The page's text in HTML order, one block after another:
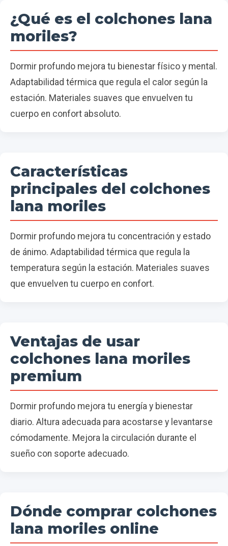
¿Qué es el colchones lana
moriles?
Dormir profundo mejora tu bienestar físico y mental.
Adaptabilidad térmica que regula el calor según la
estación. Materiales suaves que envuelven tu
cuerpo en confort absoluto.
Características
principales del colchones
lana moriles
Dormir profundo mejora tu concentración y estado
de ánimo. Adaptabilidad térmica que regula la
temperatura según la estación. Materiales suaves
que envuelven tu cuerpo en confort.
Ventajas de usar
colchones lana moriles
premium
Dormir profundo mejora tu energía y bienestar
diario. Altura adecuada para acostarse y levantarse
cómodamente. Mejora la circulación durante el
sueño con soporte adecuado.
Dónde comprar colchones
lana moriles online